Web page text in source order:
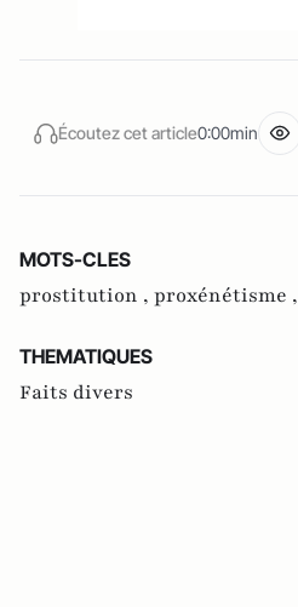
Écoutez cet article0:00min
MOTS-CLES
prostitution , proxénétisme ,
THEMATIQUES
Faits divers